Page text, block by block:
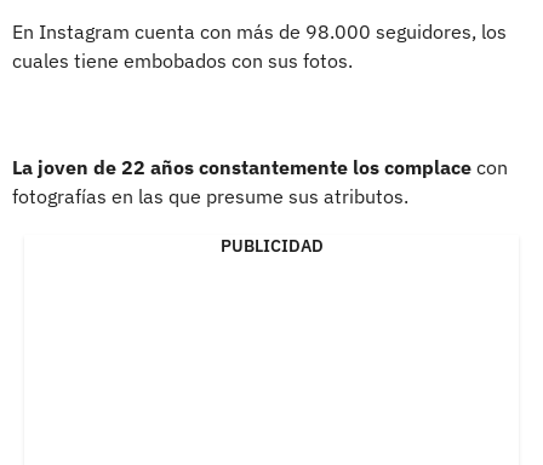
En Instagram cuenta con más de 98.000 seguidores, los
cuales tiene embobados con sus fotos.
La joven de 22 años constantemente los complace con
fotografías en las que presume sus atributos.
PUBLICIDAD